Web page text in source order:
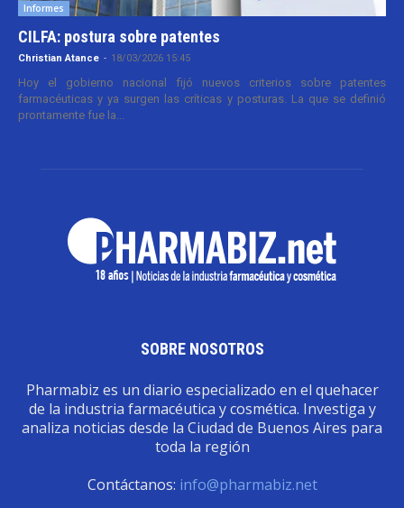
Informes
CILFA: postura sobre patentes
Christian Atance - 18/03/2026 15:45
Hoy el gobierno nacional fijó nuevos criterios sobre patentes
farmacéuticas y ya surgen las críticas y posturas. La que se definió
prontamente fue la...
SOBRE NOSOTROS
Pharmabiz es un diario especializado en el quehacer
de la industria farmacéutica y cosmética. Investiga y
analiza noticias desde la Ciudad de Buenos Aires para
toda la región
Contáctanos: info@pharmabiz.net